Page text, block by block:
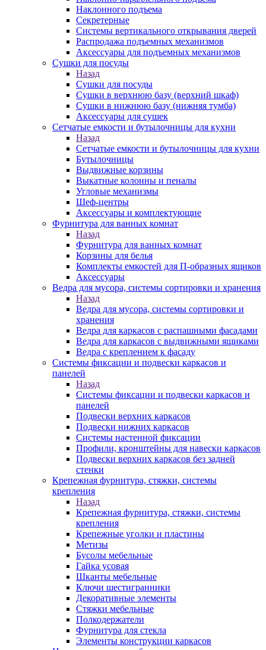
Наклонного подъема
Секретерные
Системы вертикального открывания дверей
Распродажа подъемных механизмов
Аксессуары для подъемных механизмов
Сушки для посуды
Назад
Сушки для посуды
Сушки в верхнюю базу (верхний шкаф)
Сушки в нижнюю базу (нижняя тумба)
Аксессуары для сушек
Сетчатые емкости и бутылочницы для кухни
Назад
Сетчатые емкости и бутылочницы для кухни
Бутылочницы
Выдвижные корзины
Выкатные колонны и пеналы
Угловые механизмы
Шеф-центры
Аксессуары и комплектующие
Фурнитура для ванных комнат
Назад
Фурнитура для ванных комнат
Корзины для белья
Комплекты емкостей для П-образных ящиков
Аксессуары
Ведра для мусора, системы сортировки и хранения
Назад
Ведра для мусора, системы сортировки и
хранения
Ведра для каркасов с распашными фасадами
Ведра для каркасов с выдвижными ящиками
Ведра с креплением к фасаду
Системы фиксации и подвески каркасов и
панелей
Назад
Системы фиксации и подвески каркасов и
панелей
Подвески верхних каркасов
Подвески нижних каркасов
Системы настенной фиксации
Профили, кронштейны для навески каркасов
Подвески верхних каркасов без задней
стенки
Крепежная фурнитура, стяжки, системы
крепления
Назад
Крепежная фурнитура, стяжки, системы
крепления
Крепежные уголки и пластины
Метизы
Бусолы мебельные
Гайка усовая
Шканты мебельные
Ключи шестигранники
Декоративные элементы
Стяжки мебельные
Полкодержатели
Фурнитура для стекла
Элементы конструкции каркасов